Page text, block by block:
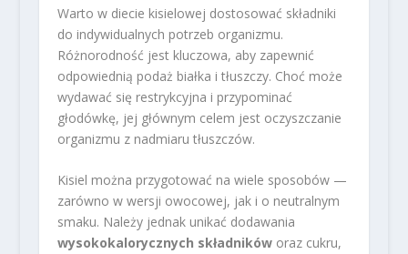
Warto w diecie kisielowej dostosować składniki
do indywidualnych potrzeb organizmu.
Różnorodność jest kluczowa, aby zapewnić
odpowiednią podaż białka i tłuszczy. Choć może
wydawać się restrykcyjna i przypominać
głodówkę, jej głównym celem jest oczyszczanie
organizmu z nadmiaru tłuszczów.
Kisiel można przygotować na wiele sposobów —
zarówno w wersji owocowej, jak i o neutralnym
smaku. Należy jednak unikać dodawania
wysokokalorycznych składnikóworaz cukru,